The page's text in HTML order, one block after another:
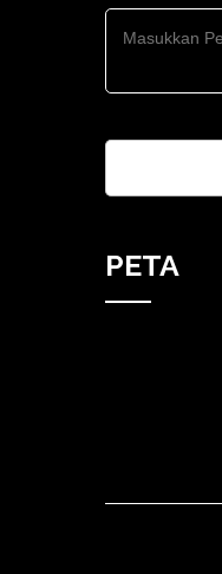
PETA